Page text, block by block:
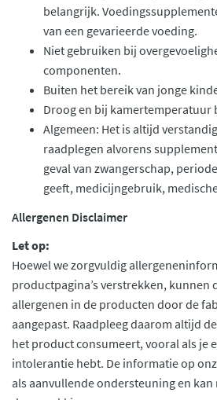
belangrijk.
van een gevarieerde voeding.
Niet gebruiken bij
componenten.
Buiten het bereik van jonge
Droog en bij kamertemperatuur
Algemeen: Het is altijd
raadplegen alvorens
geval van zwangerschap,
geeft, medicijngebruik,
Allergenen Disclaimer
Let op:
Hoewel we zorgvuldig
productpagina’s verstrekken, kunnen
allergenen in de producten door de
aangepast. Raadpleeg daarom altijd
het product consumeert, vooral als je
intolerantie hebt. De informatie op
als aanvullende ondersteuning en